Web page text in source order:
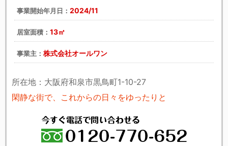
事業開始年月日： 2024/11
居室面積： 13㎡
事業主： 株式会社オールワン
所在地：大阪府和泉市黒鳥町1-10-27
閑静な街で、これからの日々をゆったりと